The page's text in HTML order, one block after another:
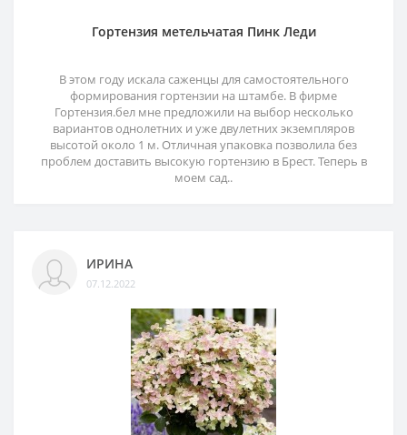
Гортензия метельчатая Пинк Леди
В этом году искала саженцы для самостоятельного
формирования гортензии на штамбе. В фирме
Гортензия.бел мне предложили на выбор несколько
вариантов однолетних и уже двулетних экземпляров
высотой около 1 м. Отличная упаковка позволила без
проблем доставить высокую гортензию в Брест. Теперь в
моем сад..
ИРИНА
07.12.2022